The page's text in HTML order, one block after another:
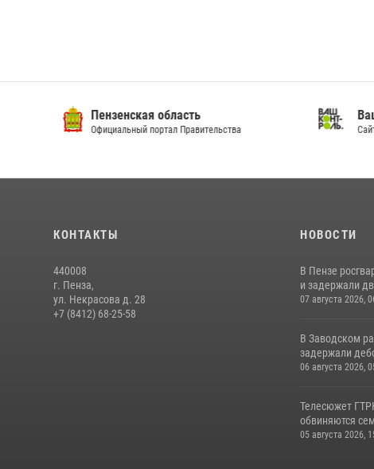
Пензенская область
Официальный портал Правительства Сайт
КОНТАКТЫ
440008
г. Пенза,
ул. Некрасова д. 28
+7 (8412) 68-25-58
НОВОСТИ
В Пензе
и задержали
07 августа 2026,
В Заводском
задержали
06 августа 2026,
Телесюжет
обвиняются
05 августа 2026,